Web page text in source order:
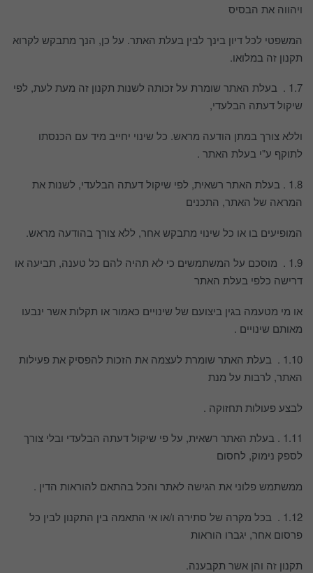
ויהווה את הבסיס
המשפטי לכל דיון בינך לבין בעלת האתר. על כן, הנך מתבקש לקרוא
תקנון זה במלואו.
1.7 . בעלת האתר שומרת על זכותה לשנות תקנון זה מעת לעת, לפי
שיקול דעתה הבלעדי,
וללא צורך במתן הודעה מראש. כל שינוי יחייב מיד עם הכנסתו
לתוקף ע"י בעלת האתר .
1.8 . בעלת האתר רשאית, לפי שיקול דעתה הבלעדי, לשנות את
המראה של האתר, התכנים
המופיעים בו או כל שינוי מתבקש אחר, ללא צורך בהודעה מראש.
1.9 . מוסכם על המשתמשים כי לא תהיה להם כל טענה, תביעה או
דרישה כלפי בעלת האתר
או מי מטעמה בגין ביצועם של שינויים כאמור או תקלות אשר ינבעו
מאותם שינויים .
1.10 . בעלת האתר שומרת לעצמה את הזכות להפסיק את פעילות
האתר, לרבות על מנת
לבצע פעולות תחזוקה .
1.11 . בעלת האתר רשאית, על פי שיקול דעתה הבלעדי ובלי צורך
לספק נימוק, לחסום
ממשתמש פלוני את הגישה לאתר והכל בהתאם להוראות הדין .
1.12 . בכל מקרה של סתירה ו/או אי התאמה בין התקנון לבין כל
פרסום אחר, יגברו הוראות
תקנון זה והן אשר תקבענה.